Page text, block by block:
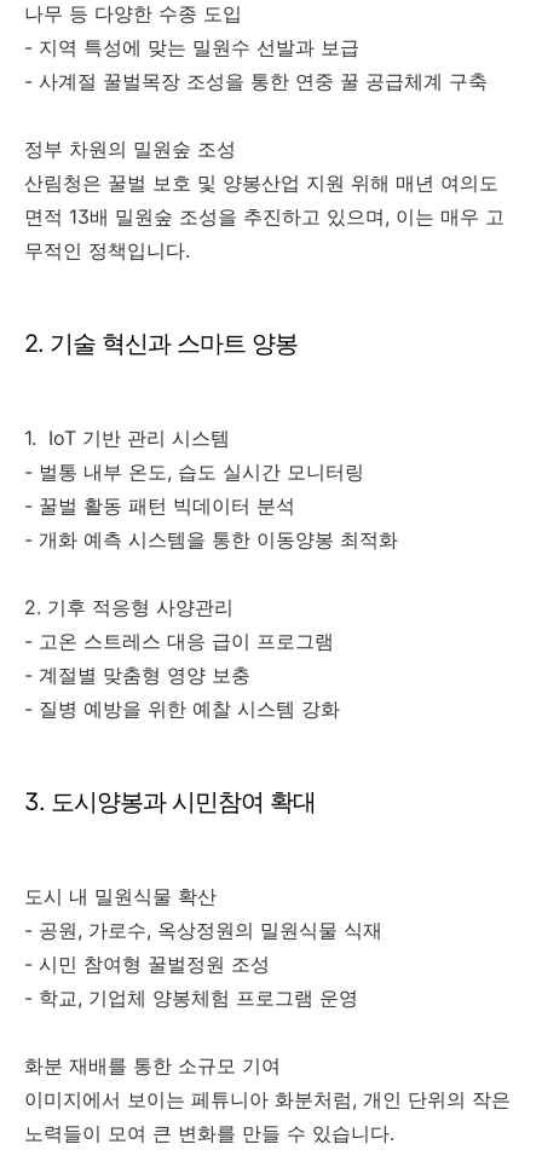
나무 등 다양한 수종 도입
- 지역 특성에 맞는 밀원수 선발과 보급
- 사계절 꿀벌목장 조성을 통한 연중 꿀 공급체계 구축
정부 차원의 밀원숲 조성
산림청은 꿀벌 보호 및 양봉산업 지원 위해 매년 여의도
면적 13배 밀원숲 조성을 추진하고 있으며, 이는 매우 고
무적인 정책입니다.
2. 기술 혁신과 스마트 양봉
1. IoT 기반 관리 시스템
- 벌통 내부 온도, 습도 실시간 모니터링
- 꿀벌 활동 패턴 빅데이터 분석
- 개화 예측 시스템을 통한 이동양봉 최적화
2. 기후 적응형 사양관리
- 고온 스트레스 대응 급이 프로그램
- 계절별 맞춤형 영양 보충
- 질병 예방을 위한 예찰 시스템 강화
3. 도시양봉과 시민참여 확대
도시 내 밀원식물 확산
- 공원, 가로수, 옥상정원의 밀원식물 식재
- 시민 참여형 꿀벌정원 조성
- 학교, 기업체 양봉체험 프로그램 운영
화분 재배를 통한 소규모 기여
이미지에서 보이는 페튜니아 화분처럼, 개인 단위의 작은
노력들이 모여 큰 변화를 만들 수 있습니다.